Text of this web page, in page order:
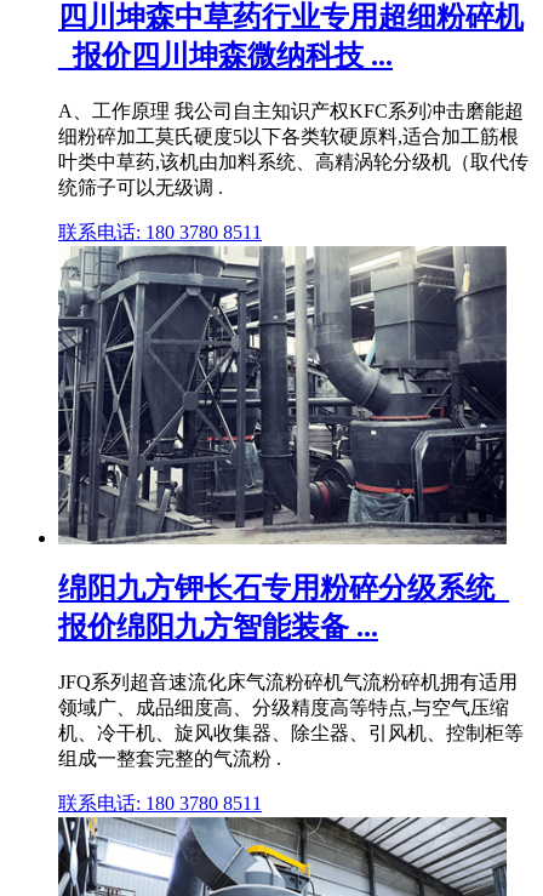
四川坤森中草药行业专用超细粉碎机
_报价四川坤森微纳科技 ...
A、工作原理 我公司自主知识产权KFC系列冲击磨能超
细粉碎加工莫氏硬度5以下各类软硬原料,适合加工筋根
叶类中草药,该机由加料系统、高精涡轮分级机（取代传
统筛子可以无级调 .
联系电话: 180 3780 8511
绵阳九方钾长石专用粉碎分级系统_
报价绵阳九方智能装备 ...
JFQ系列超音速流化床气流粉碎机气流粉碎机拥有适用
领域广、成品细度高、分级精度高等特点,与空气压缩
机、冷干机、旋风收集器、除尘器、引风机、控制柜等
组成一整套完整的气流粉 .
联系电话: 180 3780 8511